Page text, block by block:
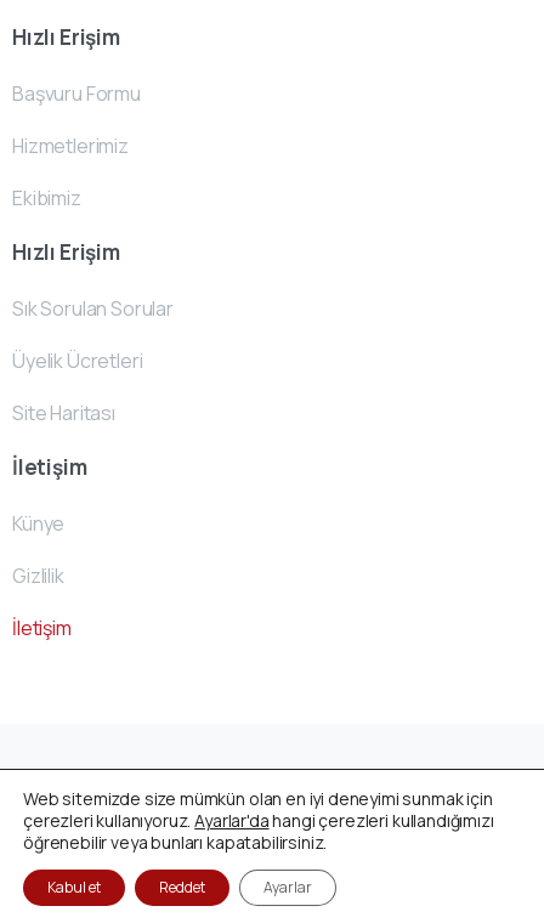
Hızlı Erişim
Başvuru Formu
Hizmetlerimiz
Ekibimiz
Hızlı Erişim
Sık Sorulan Sorular
Üyelik Ücretleri
Site Haritası
İletişim
Künye
Gizlilik
İletişim
reserved
Web sitemizde size mümkün olan en iyi deneyimi sunmak için
çerezleri kullanıyoruz.Ayarlar'dahangi çerezleri kullandığımızı
öğrenebilir veya bunları kapatabilirsiniz.
Kabul et Reddet Ayarlar